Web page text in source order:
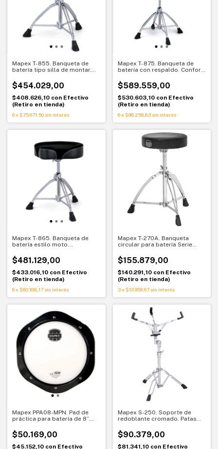
Mapex T-855. Banqueta de
batería tipo silla de montar.
$454.029,00
$408.626,10 con Efectivo
(Retiro en tienda)
6x $75.671,50 sin interés
Mapex T-875. Banqueta de
batería con respaldo. Confort
$589.559,00
$530.603,10 con Efectivo
(Retiro en tienda)
6 x $98.259,83 sin interés
Mapex T-865. Banqueta de
batería estilo moto.
tocar
$481.129,00
$433.016,10 con Efectivo
(Retiro en tienda)
6x $80.188,17 sin interés
Mapex T-270A. Banqueta
circular para batería Serie
ajustable
$155.879,00
$140.291,10 con Efectivo
(Retiro en tienda)
3 x $51.959,67 sin interés
Mapex PPA08-MPN. Pad de
práctica para batería de 8”.
$50.169,00
$45.152,10 con Efectivo
Mapex S-250. Soporte de
redoblante cromado. Patas
$90.379,00
$81.341,10 con Efectivo